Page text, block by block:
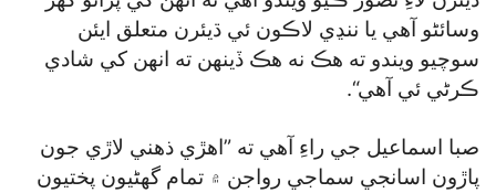
وسائڻو آهي يا ننڍي لاڪون ئي ڌيئرن متعلق ايئن
سوچيو ويندو ته هڪ نه هڪ ڏينهن ته انهن کي شادي
ڪرڻي ئي آهي“.
صبا اسماعيل جي راءِ آهي ته ”اهڙي ذهني لاڙي جون
پاڙون اسانجي سماجي رواجن ۾ تمام گھڻيون پختيون